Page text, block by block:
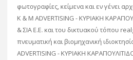
φωτογραφίες, κείμενα και εν γένει
K & M ADVERTISING - ΚΥΡΙΑΚΗ
& ΣΙΑ Ε.Ε. και του δικτυακού τόπου
πνευματική και βιομηχανική
ADVERTISING - ΚΥΡΙΑΚΗ